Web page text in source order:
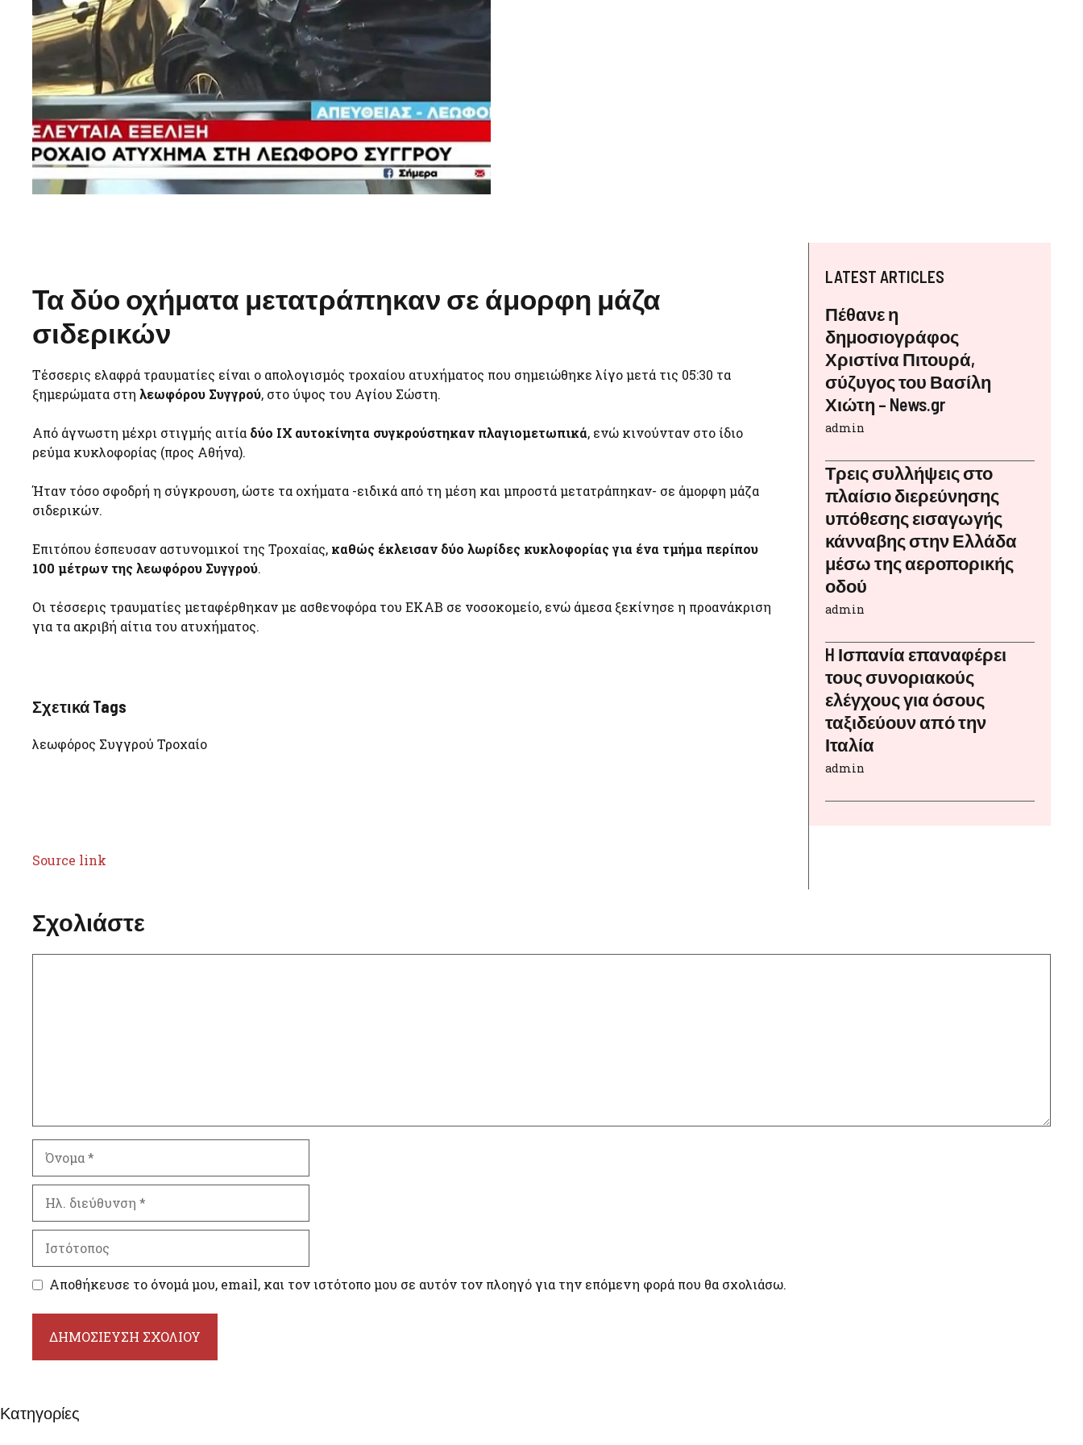
Τα δύο οχήματα μετατράπηκαν σε άμορφη μάζα
σιδερικών
Τέσσερις ελαφρά τραυματίες είναι ο απολογισμός τροχαίου ατυχήματος που σημειώθηκε λίγο μετά τις 05:30 τα
ξημερώματα στη λεωφόρου Συγγρού, στο ύψος του Αγίου Σώστη.
Από άγνωστη μέχρι στιγμής αιτία δύο ΙΧ αυτοκίνητα συγκρούστηκαν πλαγιομετωπικά, ενώ κινούνταν στο ίδιο
ρεύμα κυκλοφορίας (προς Αθήνα).
Ήταν τόσο σφοδρή η σύγκρουση, ώστε τα οχήματα -ειδικά από τη μέση και μπροστά μετατράπηκαν- σε άμορφη μάζα
σιδερικών.
Επιτόπου έσπευσαν αστυνομικοί της Τροχαίας, καθώς έκλεισαν δύο λωρίδες κυκλοφορίας για ένα τμήμα περίπου
100 μέτρων της λεωφόρου Συγγρού.
Οι τέσσερις τραυματίες μεταφέρθηκαν με ασθενοφόρα του ΕΚΑΒ σε νοσοκομείο, ενώ άμεσα ξεκίνησε η προανάκριση
για τα ακριβή αίτια του ατυχήματος.
Σχετικά Tags
λεωφόρος Συγγρού Τροχαίο
Source link
LATEST ARTICLES
Πέθανε η
δημοσιογράφος
Χριστίνα Πιτουρά,
σύζυγος του Βασίλη
Χιώτη – News.gr
admin
Τρεις συλλήψεις στο
πλαίσιο διερεύνησης
υπόθεσης εισαγωγής
κάνναβης στην Ελλάδα
μέσω της αεροπορικής
οδού
admin
H Ισπανία επαναφέρει
τους συνοριακούς
ελέγχους για όσους
ταξιδεύουν από την
Ιταλία
admin
Σχολιάστε
Όνομα
διεύθυνση
Ιστότοπος
Αποθήκευσε το όνομά μου, email, και τον ιστότοπο μου σε αυτόν τον πλοηγό για την επόμενη φορά που θα σχολιάσω.
Κατηγορίες